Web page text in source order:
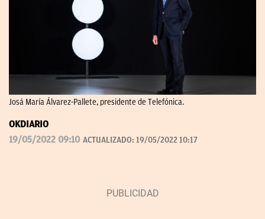
Josá María Álvarez-Pallete, presidente de Telefónica.
OKDIARIO
19/05/2022 09:10 ACTUALIZADO: 19/05/2022 10:17